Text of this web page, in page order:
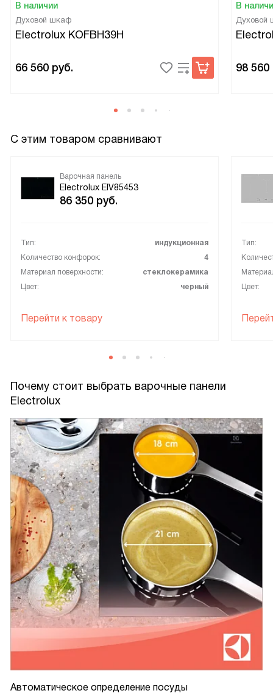
В наличии
Духовой шкаф
Electrolux KOFBH39H
66 560 руб.
В
Духовой
98 560
С этим товаром сравнивают
Варочная панель
Electrolux EIV85453
86 350 руб.
Тип:
индукционная
Количество конфорок:
4
Материал поверхности:
стеклокерамика
Цвет:
черный
Перейти к товару
Тип:
Цвет:
Почему стоит выбрать варочные панели
Electrolux
Автоматическое определение посуды